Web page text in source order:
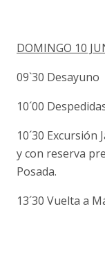
DOMINGO 10
09`30 Desayuno
10´00
10´30 Excursión
y con reserva
Posada.
13´30 Vuelta a